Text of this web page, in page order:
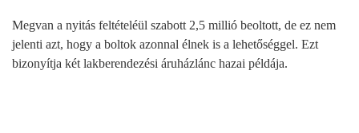
Megvan a nyitás feltételéül szabott 2,5 millió beoltott, de ez nem
jelenti azt, hogy a boltok azonnal élnek is a lehetőséggel. Ezt
bizonyítja két lakberendezési áruházlánc hazai példája.